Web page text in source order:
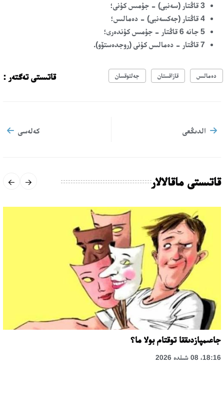
3 قاڭتار (سەنبى) - جۇمىس كۇنى؛
4 قاڭتار (جەكسەنبى) - دەمالىس؛
5 جانە 6 قاڭتار - جۇمىس كۇندەرى؛
7 قاڭتار - دەمالىس كۇنى (روجدەستۆو).
قاتىستى تەگتەر : دەمالىس قازاقستان جەلتوقسان
الدىڭعى كەلەسى
قاتىستى ماقالالار
جاعىمپازدىققا توقتام بولا ما؟
18:16، 08 شىلدە 2026